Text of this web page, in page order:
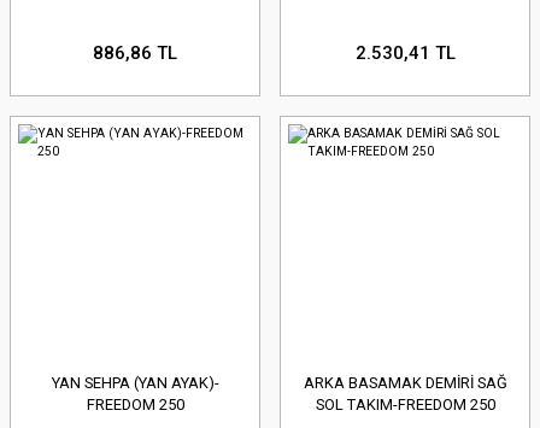
886,86 TL 2.530,41 TL
YAN SEHPA (YAN AYAK)-
FREEDOM 250
ARKA BASAMAK DEMİRİ SAĞ
SOL TAKIM-FREEDOM 250